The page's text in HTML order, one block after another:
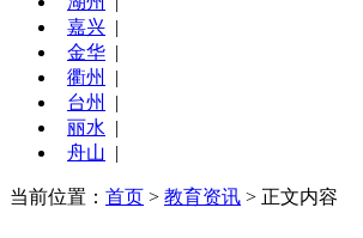
嘉兴 |
金华 |
衢州
|
台州
|
丽水 |
舟山 |
当前位置： 首页 > 教育资讯 > 正文内容